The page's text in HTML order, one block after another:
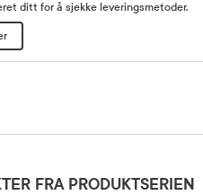
ditt for å sjekke leveringsmetoder.
FRA PRODUKTSERIEN